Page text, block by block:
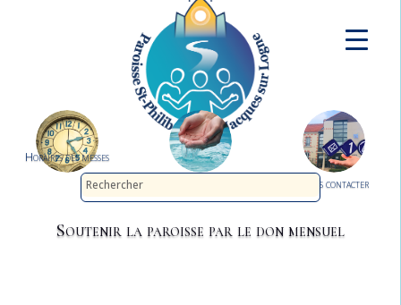
Horaires des messes
Nous contacter
Soutenir la paroisse par le don mensuel